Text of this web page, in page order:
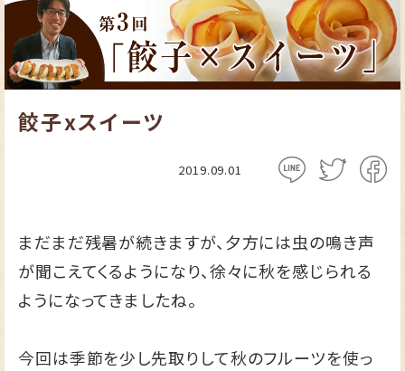
餃子xスイーツ
2019.09.01
まだまだ残暑が続きますが、夕方には虫の鳴き声
が聞こえてくるようになり、徐々に秋を感じられる
ようになってきましたね。
今回は季節を少し先取りして秋のフルーツを使っ